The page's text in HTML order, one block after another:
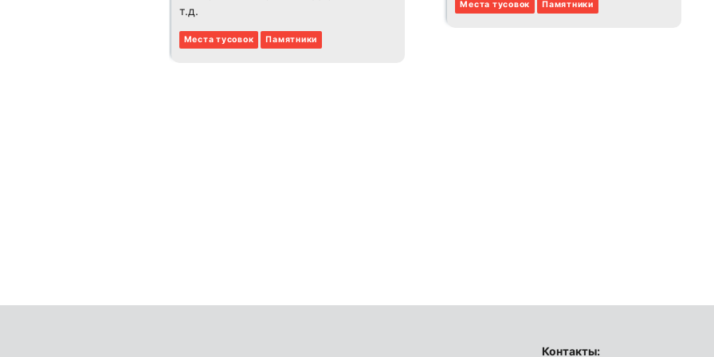
т.д.
Места тусовок Памятники
Места тусовок Памятники
Контакты: